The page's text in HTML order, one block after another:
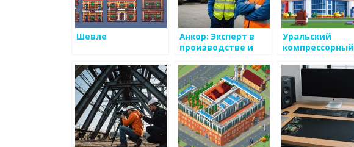
Шевле
Анкор: Эксперт в
производстве и
грузоподъемного
оборудования в
Ярославле
Уральский
компрессорный